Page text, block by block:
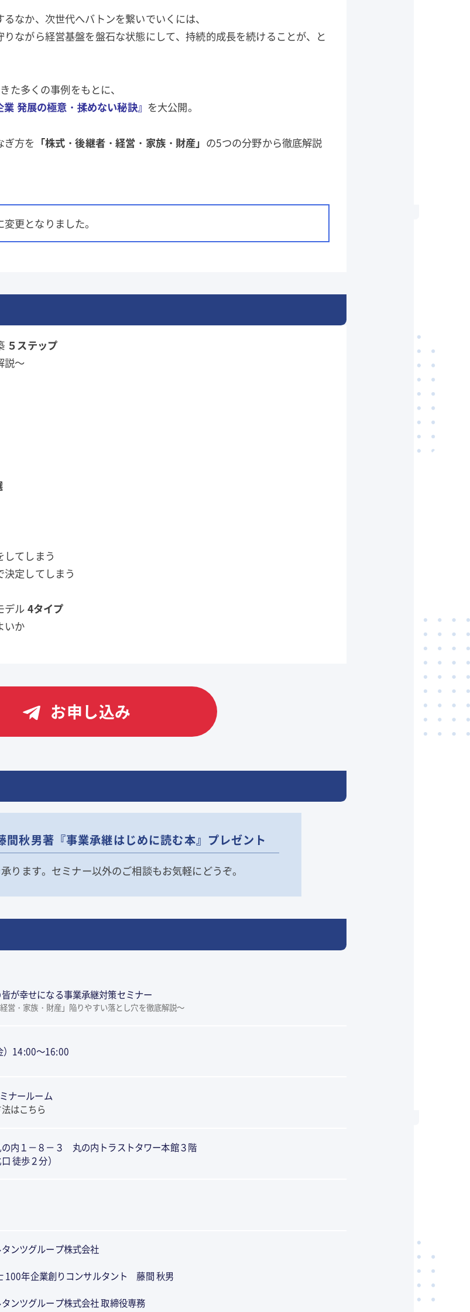
なか、次世代へバトンを繋いでいくには、
ながら経営基盤を盤石な状態にして、持続的成長を続けることが、と
た多くの事例をもとに、
発展の極意・揉めない秘訣』 を大公開。
ぎ方を 「株式・後継者・経営・家族・財産」 の5つの分野から徹底解説
更となりました。
５ステップ
説～
てしまう
定してしまう
デル 4タイプ
いか
お申し込み
間秋男著『事業承継はじめに読む本』プレゼント
ります。セミナー以外のご相談もお気軽にどうぞ。
が幸せになる事業承継対策セミナー
営・家族・財産」陥りやすい落とし穴を徹底解説～
）14:00～16:00
ナールーム
はこちら
内１－８－３ 丸の内トラストタワー本館３階
徒歩２分）
ンツグループ株式会社
100年企業創りコンサルタント 藤間 秋男
ンツグループ株式会社 取締役専務